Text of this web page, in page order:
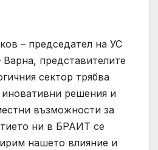
– председател на УС
представителите
сектор трябва
иновативни решения и
възможности за
ни в БРАИТ се
нашето влияние и